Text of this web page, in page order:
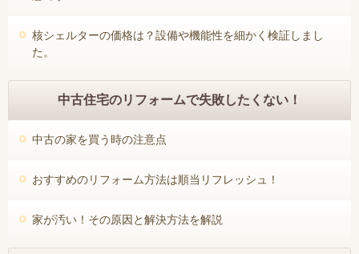
核シェルターの価格は？設備や機能性を細かく検証しまし
た。
中古住宅のリフォームで失敗したくない！
中古の家を買う時の注意点
おすすめのリフォーム方法は順当リフレッシュ！
家が汚い！その原因と解決方法を解説